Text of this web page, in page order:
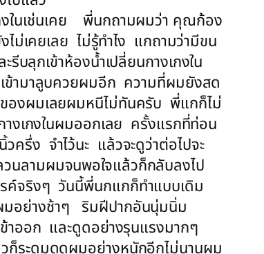
งในเช่นเคย พี่นกถามผมว่า คุณก้อง
ม่เคยเลย ไม่รู้ทำไง แกถามว่ามีขน
ลุกเข้าห้องน้ำเปลี่ยนกางเกงใน
ข้ามาลูบควยผมอีก ความที่ผมยังสด
องผมเลยผมหนีไม่ทันครับ พี่แกก็ไม่
างเกงในผมออกเลย ครั้งแรกที่ท่อน
รึ่ง จำไว้นะ แล้วจะดูว่าต่อไปจะ
ลามผมจนพอใจแล้วก็กลับลงไป
ค์จริงๆ วันนี้พี่นกแกก็ทำแบบเดิม
มอย่างช้าๆ ริมฝีปากอันนุ่มนิ่ม
าออก และดูดอย่างรุนแรงมากๆ
ระดมดูดผมอย่างหนักอีกไม่นานผม